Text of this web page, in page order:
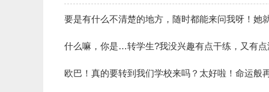
要是有什么不清楚的地方，随时都能来问我呀！她
什么嘛，你是…转学生?我没兴趣有点干练，又有
欧巴！真的要转到我们学校来吗？太好啦！命运般